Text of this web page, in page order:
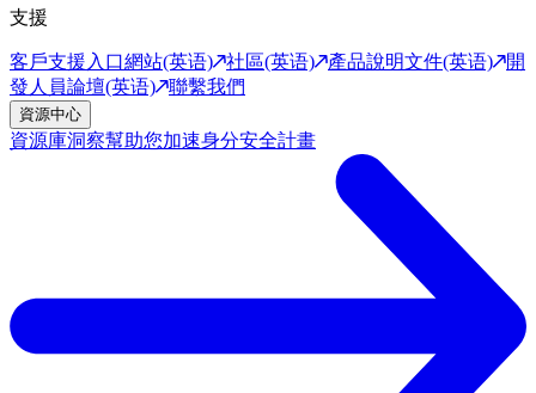
支援
客戶支援入口網站(英语) 社區(英语) 產品說明文件(英语)
開
發人員論壇(英语)
聯繫我們
資源中心
資源庫洞察幫助您加速身分安全計畫